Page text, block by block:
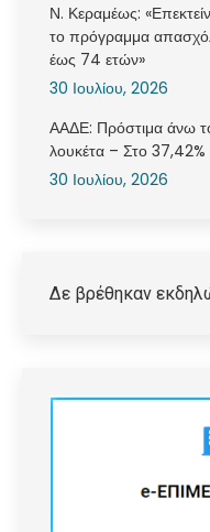
Ν. Κεραμέως:
το πρόγραμμα
έως 74 ετών»
30 Ιουλίου, 2026
ΑΑΔΕ: Πρόστιμα άνω
λουκέτα – Στο 37,42%
30 Ιουλίου, 2026
Δε βρέθηκαν